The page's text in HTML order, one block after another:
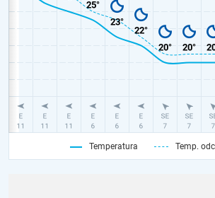
Temperatura Temp.